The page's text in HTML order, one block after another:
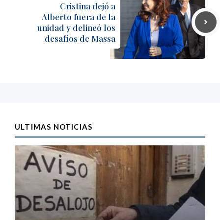
Cristina dejó a
Alberto fuera de la
unidad y delineó los
desafíos de Massa
ULTIMAS NOTICIAS